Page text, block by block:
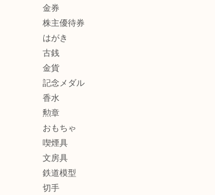
金券
株主優待券
はがき
古銭
金貨
記念メダル
香水
勲章
おもちゃ
喫煙具
文房具
鉄道模型
切手